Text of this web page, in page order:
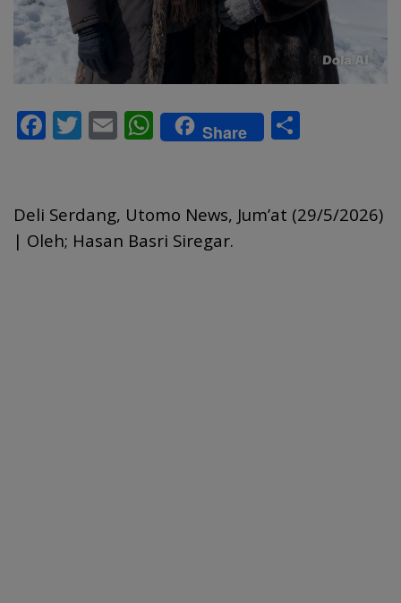
F
b
o
T
er
E
l
W
h
s
A
Share
e
Deli Serdang, Utomo News, Jum’at (29/5/2026)
| Oleh; Hasan Basri Siregar.